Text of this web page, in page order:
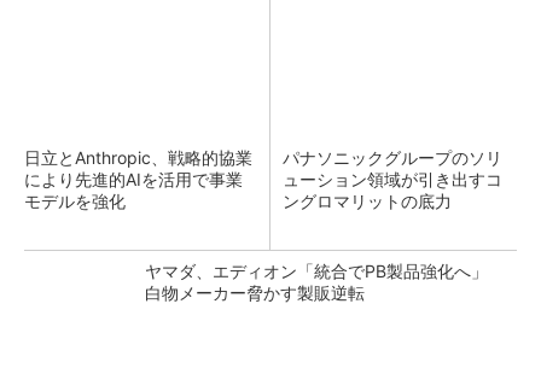
日立とAnthropic、戦略的協業
により先進的AIを活用で事業
モデルを強化
パナソニックグループのソリ
ューション領域が引き出すコ
ングロマリットの底力
ヤマダ、エディオン「統合でPB製品強化へ」
白物メーカー脅かす製販逆転